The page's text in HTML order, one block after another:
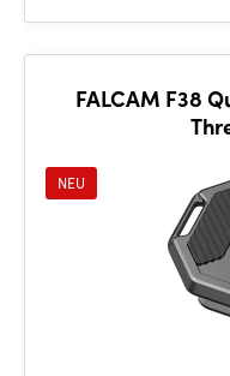
FALCAM F38
NEU